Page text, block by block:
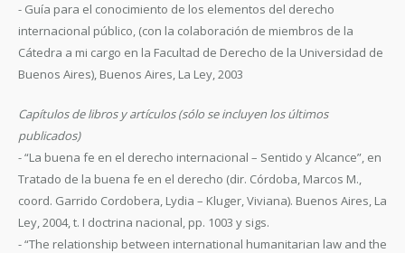
- Guía para el conocimiento de los elementos del derecho
internacional público, (con la colaboración de miembros de la
Cátedra a mi cargo en la Facultad de Derecho de la Universidad de
Buenos Aires), Buenos Aires, La Ley, 2003
Capítulos de libros y artículos (sólo se incluyen los últimos
publicados)
- “La buena fe en el derecho internacional – Sentido y Alcance”, en
Tratado de la buena fe en el derecho (dir. Córdoba, Marcos M.,
coord. Garrido Cordobera, Lydia – Kluger, Viviana). Buenos Aires, La
Ley, 2004, t. I doctrina nacional, pp. 1003 y sigs.
- “The relationship between international humanitarian law and the